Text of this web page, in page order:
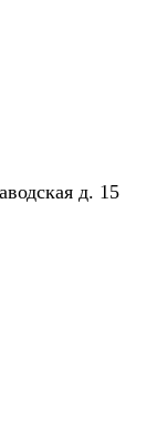
д. 15